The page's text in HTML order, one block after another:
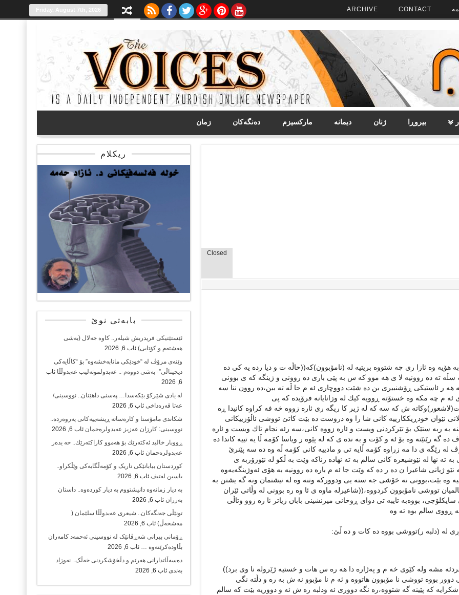
CONTACT
ARCHIVE
Friday, August 7th, 2026
بیروڕا ژنان دیمانە مارکسیزم دەنگەکان زمان
Closed
هۆيه وه ئازا رى چه شتووه بريتيه له (نامۆبوون)كه((حاڵه ت و ديا رده يه كى ده
ته ده روونیه لا ى هه موو كه س به پێی باری ده روونى و ژينگه كه ى بوونى
ر ئاستيكى ڕۆشنبیری بن ده شێت دووچارى ئه م حا ڵه ته ببن،ده روون ننا سه
ئه م چه مكه وه خستۆته ڕوويه كيك له وزانایانه فرۆیده كه پی
ش كه سه كه له ژير كا ريگه رى ئاره زووه خه فه كراوه كانيدا ڕه
نێوان خودڕيككارييه كانى شا را وه دروست ده بێت كاتێ تووشی ئاڵۆزییكانى
به ربه ستێک بۆ تێركردنی ویست و ئاره زووه كانى،سه رئه نجام تاك ويست و ئاره
گه رێنێته وه بۆ ئه و كۆت و به نده ی كه له پێوه ر ویاسا کۆمه ڵا یه تییه کاندا ده
له رێگه ی دا مه زراوه كۆمه ڵایه تی و مادییه کانی کۆمه ڵه وه ده سه پێنرێ
نها له نێوشیعره كانی سالم به ته نهاده رناکه وێت به ڵکو له نێوزۆربه ی
ژیانی شاعیرا ن ده ر ده که وێت جا ئه م باره ده روونيه به هۆی ئەوژینگەیەوه
وه بێت،بوونی نه خۆشی جه سته یی ودوورکه وتنه وه له نیشتمان ونه گه يشتن به
تووشى نامۆبوون كردووه،((شاعیرله ماوه ى ئا وه ره بوونى له وڵاتی ئێران
بووەبه تایبه تی دوای ڕوخانی میرنشینی بابان زیاتر ئا ره زوو وتاڵی
ڕووی سالم بوه ته وه
له (دلبه ر)تووشی بووه ده كات و ده ڵێ:
مشه وله کێوی خه م و پەژاره دا هه ره س هات و خستیه ژێروله نا وی برد))
دوور بووه تووشی نا مۆبوون هاتووه و ئه م نا مۆبوو نه ش به ره و دڵته نگی
که پێینه گه شتووه،ره نگه دووری ئه ودلبه ره ش ئه و دووریه بێت که سالم
ریکلام
بابەتی نوێ
ئێستێتیکی فریدریش شیلەر.. کاوە جەلال (بەشی
هەشتەم و کۆتایی) ئاب 6, 2026
وێنەی مرۆڤ لە “خودێکی مانابەخشەوە” بۆ “کاڵایەکی
دیجیتاڵی”- بەشی دووەم-.. عەبدولموتەلیب عەبدوڵڵا ئاب
6, 2026
لە یادی شێرکۆ بێکەسدا… پەسنی داهێنان.. نووسینی/
عەتا قەرەداخی ئاب 6, 2026
شکاندی مامۆستا و کارەساتە ڕیشەییەکانی پەروەردە..
نووسینی: کارزان عەزیز عەبدولرەحمان ئاب 6, 2026
ڕووبار خالید ئەكتەرێك بۆ هەموو كاراكتەرێك.. حه یدەر
عەبدولرەحمان ئاب 6, 2026
کوردستان بیابانێکی تاریک و کۆمەڵگایەکی وێڵکراو..
یاسین لەتیف ئاب 6, 2026
بە دیار زمانەوە دانیشتووم بە دیار کوردەوە.. داستان
بەرزان ئاب 6, 2026
تونێڵی جەنگەکان.. شیعری عەبدوڵڵا سلێمان (
مەشخەڵ) ئاب 6, 2026
ڕۆمانی بیرانی شەڕڤانێک لە نووسینی ئەحمەد کامەران
بڵاودەکرێتەوە … ئاب 6, 2026
دەسەڵاتدارانی هەرێم و دڵخۆشکردنی خەڵک.. نەوزاد
بەندی ئاب 6, 2026